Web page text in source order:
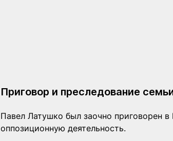
Приговор и преследование
Павел Латушко был заочно приговорен
оппозиционную деятельность.